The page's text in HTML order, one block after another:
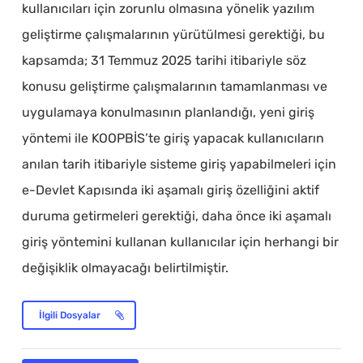
kullanıcıları için zorunlu olmasına yönelik yazılım
geliştirme çalışmalarının yürütülmesi gerektiği, bu
kapsamda; 31 Temmuz 2025 tarihi itibariyle söz
konusu geliştirme çalışmalarının tamamlanması ve
uygulamaya konulmasının planlandığı, yeni giriş
yöntemi ile KOOPBİS’te giriş yapacak kullanıcıların
anılan tarih itibariyle sisteme giriş yapabilmeleri için
e-Devlet Kapısında iki aşamalı giriş özelliğini aktif
duruma getirmeleri gerektiği, daha önce iki aşamalı
giriş yöntemini kullanan kullanıcılar için herhangi bir
değişiklik olmayacağı belirtilmiştir.
İlgili Dosyalar